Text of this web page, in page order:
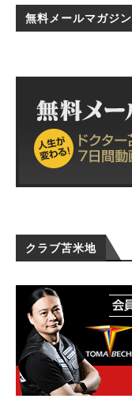
無料メールマガジン
クラブ苫米地